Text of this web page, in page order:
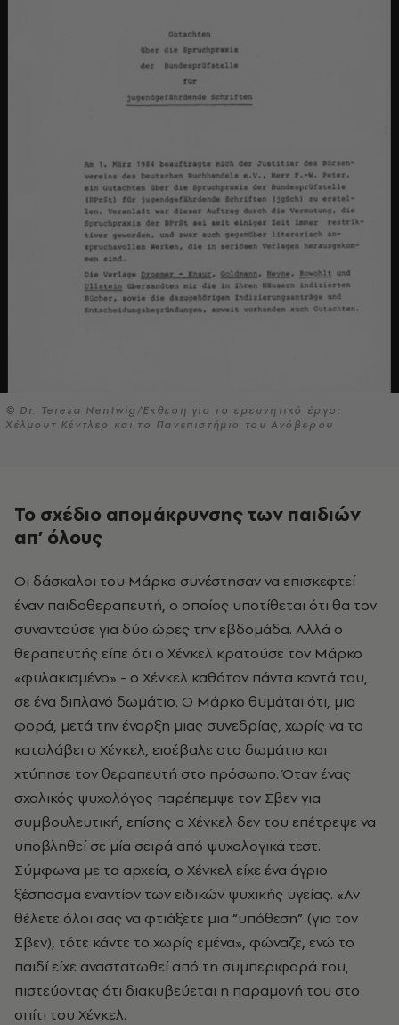
© Dr. Teresa Nentwig/Έκθεση για το ερευνητικό έργο:
Χέλμουτ Κέντλερ και το Πανεπιστήμιο του Ανόβερου
Το σχέδιο απομάκρυνσης των παιδιών
απ’ όλους
Οι δάσκαλοι του Μάρκο συνέστησαν να επισκεφτεί
έναν παιδοθεραπευτή, ο οποίος υποτίθεται ότι θα τον
συναντούσε για δύο ώρες την εβδομάδα. Αλλά ο
θεραπευτής είπε ότι ο Χένκελ κρατούσε τον Μάρκο
«φυλακισμένο» - ο Χένκελ καθόταν πάντα κοντά του,
σε ένα διπλανό δωμάτιο. Ο Μάρκο θυμάται ότι, μια
φορά, μετά την έναρξη μιας συνεδρίας, χωρίς να το
καταλάβει ο Χένκελ, εισέβαλε στο δωμάτιο και
χτύπησε τον θεραπευτή στο πρόσωπο. Όταν ένας
σχολικός ψυχολόγος παρέπεμψε τον Σβεν για
συμβουλευτική, επίσης ο Χένκελ δεν του επέτρεψε να
υποβληθεί σε μία σειρά από ψυχολογικά τεστ.
Σύμφωνα με τα αρχεία, ο Χένκελ είχε ένα άγριο
ξέσπασμα εναντίον των ειδικών ψυχικής υγείας. «Αν
θέλετε όλοι σας να φτιάξετε μια “υπόθεση” (για τον
Σβεν), τότε κάντε το χωρίς εμένα», φώναζε, ενώ το
παιδί είχε αναστατωθεί από τη συμπεριφορά του,
πιστεύοντας ότι διακυβεύεται η παραμονή του στο
σπίτι του Χένκελ.